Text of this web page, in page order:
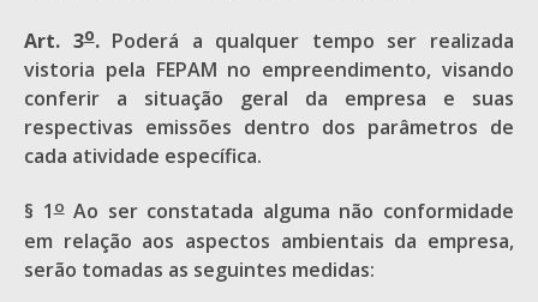
Art. 3o.Poderá a qualquer tempo ser realizada
vistoria pela FEPAM no empreendimento, visando
conferir a situação geral da empresa e suas
respectivas emissões dentro dos parâmetros de
cada atividade específica.
§ 1oAo ser constatada alguma não conformidade
em relação aos aspectos ambientais da empresa,
serão tomadas as seguintes medidas: